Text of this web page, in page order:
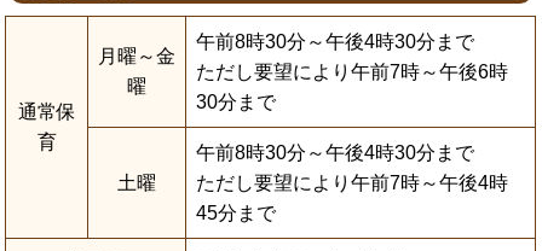
通常保
育
月曜～金
曜
午前8時30分～午後4時30分まで
ただし要望により午前7時～午後6時
30分まで
土曜
午前8時30分～午後4時30分まで
ただし要望により午前7時～午後4時
45分まで